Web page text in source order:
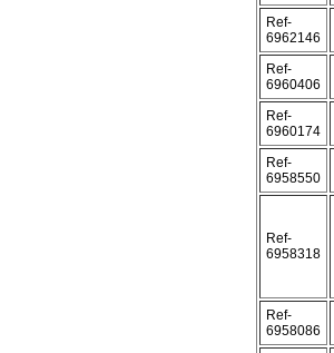
Ref-
6962146
Ref-
6960406
Ref-
6960174
Ref-
6958550
Ref-
6958318
Ref-
6958086